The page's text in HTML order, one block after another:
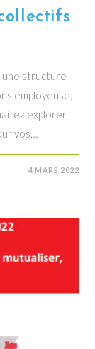
structure
employeuse,
explorer
vos…
4 MARS 2022